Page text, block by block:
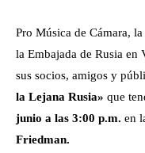
Pro Música de Cámara,
la Embajada de Rusia en
sus socios, amigos y
la Lejana Rusia» que
junio a las 3:00 p.m. en
Friedman.